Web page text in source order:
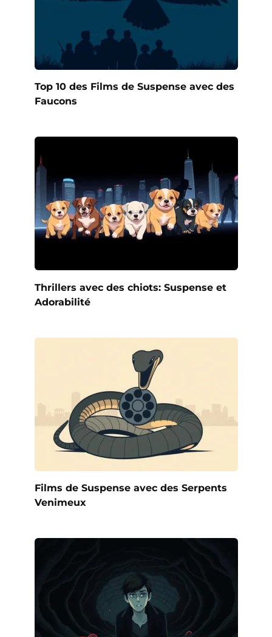
Top 10 des Films de Suspense avec des
Faucons
Thrillers avec des chiots: Suspense et
Adorabilité
Films de Suspense avec des Serpents
Venimeux